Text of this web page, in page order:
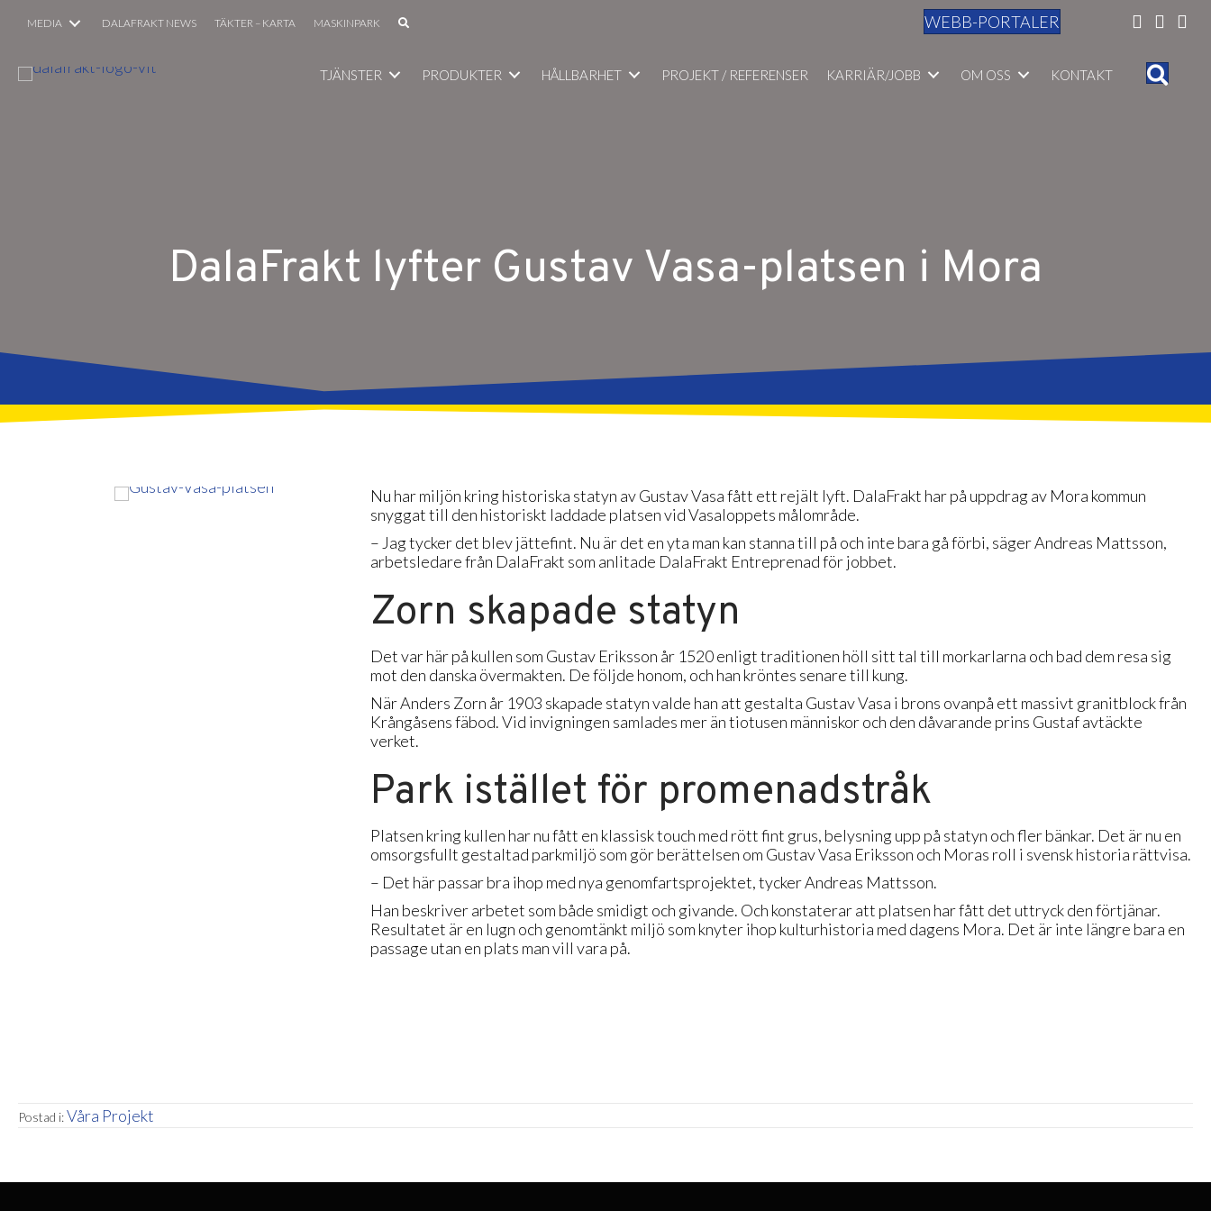
MEDIA DALAFRAKT NEWS TÄKTER – KARTA MASKINPARK WEBB-PORTALER
TJÄNSTER PRODUKTER HÅLLBARHET PROJEKT / REFERENSER KARRIÄR/JOBB OM OSS KONTAKT
DalaFrakt lyfter Gustav Vasa-platsen i Mora
Nu har miljön kring historiska statyn av Gustav Vasa fått ett rejält lyft. DalaFrakt har på uppdrag av Mora kommun
snyggat till den historiskt laddade platsen vid Vasaloppets målområde.
– Jag tycker det blev jättefint. Nu är det en yta man kan stanna till på och inte bara gå förbi, säger Andreas Mattsson,
arbetsledare från DalaFrakt som anlitade DalaFrakt Entreprenad för jobbet.
Zorn skapade statyn
Det var här på kullen som Gustav Eriksson år 1520 enligt traditionen höll sitt tal till morkarlarna och bad dem resa sig
mot den danska övermakten. De följde honom, och han kröntes senare till kung.
När Anders Zorn år 1903 skapade statyn valde han att gestalta Gustav Vasa i brons ovanpå ett massivt granitblock från
Krångåsens fäbod. Vid invigningen samlades mer än tiotusen människor och den dåvarande prins Gustaf avtäckte
verket.
Park istället för promenadstråk
Platsen kring kullen har nu fått en klassisk touch med rött fint grus, belysning upp på statyn och fler bänkar. Det är nu en
omsorgsfullt gestaltad parkmiljö som gör berättelsen om Gustav Vasa Eriksson och Moras roll i svensk historia rättvisa.
– Det här passar bra ihop med nya genomfartsprojektet, tycker Andreas Mattsson.
Han beskriver arbetet som både smidigt och givande. Och konstaterar att platsen har fått det uttryck den förtjänar.
Resultatet är en lugn och genomtänkt miljö som knyter ihop kulturhistoria med dagens Mora. Det är inte längre bara en
passage utan en plats man vill vara på.
Postad i:Våra Projekt